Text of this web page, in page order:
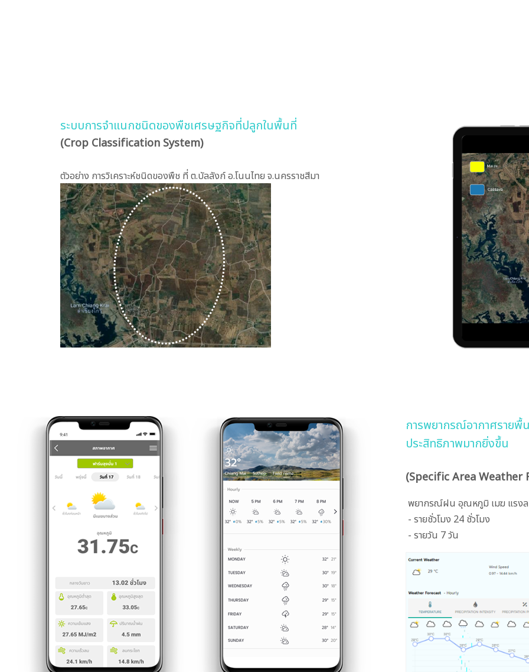
ระบบการจำแนกชนิดของพืชเศรษฐกิจที่ปลูกในพื้นที่
(Crop Classification System)
ตัวอย่าง การวิเคราะห์ชนิดของพืช ที่ ต.บัลลังก์ อ.โนนไทย จ.นครราชสีมา
การพยากรณ์อากาศรายพื้
ประสิทธิภาพมากยิ่งขึ้น
(Specific Area Weather
พยากรณ์ฝน อุณหภูมิ เมฆ แรงล
- รายชั่วโมง 24 ชั่วโมง
- รายวัน 7 วัน